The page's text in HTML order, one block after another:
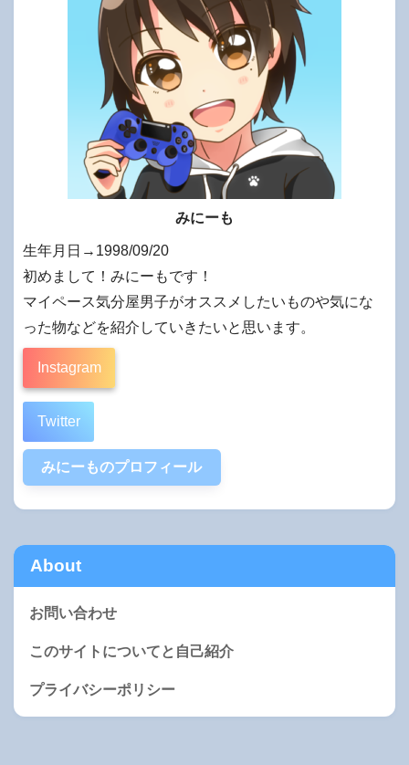
みにーも
生年月日→1998/09/20
初めまして！みにーもです！
マイペース気分屋男子がオススメしたいものや気にな
った物などを紹介していきたいと思います。
Instagram
Twitter
みにーものプロフィール
About
お問い合わせ
このサイトについてと自己紹介
プライバシーポリシー